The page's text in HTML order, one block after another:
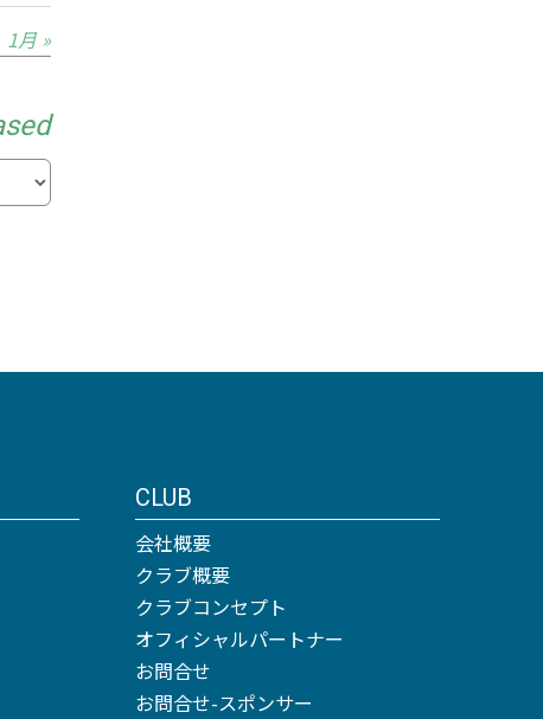
1月 »
CLUB
会社概要
クラブ概要
クラブコンセプト
オフィシャルパートナー
お問合せ
お問合せ-スポンサー